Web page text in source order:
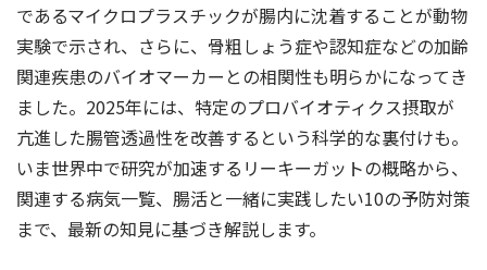
であるマイクロプラスチックが腸内に沈着することが動物
実験で示され、さらに、骨粗しょう症や認知症などの加齢
関連疾患のバイオマーカーとの相関性も明らかになってき
ました。2025年には、特定のプロバイオティクス摂取が
亢進した腸管透過性を改善するという科学的な裏付けも。
いま世界中で研究が加速するリーキーガットの概略から、
関連する病気一覧、腸活と一緒に実践したい10の予防対策
まで、最新の知見に基づき解説します。